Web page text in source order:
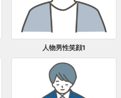
人物男性笑顔1